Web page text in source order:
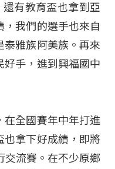
有教育盃也拿到亞
，我們的選手也來自
泰雅族阿美族 。再來
好手，進到興福國中
在全國賽年中年打進
也拿下好成績，即將
交流賽 。在不少原鄉